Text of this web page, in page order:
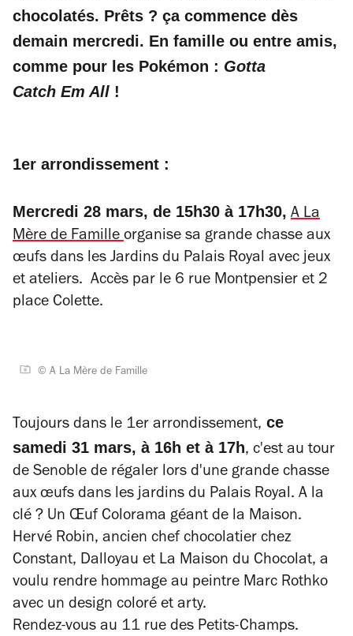
chocolatés. Prêts ? ça commence dès
demain mercredi. En famille ou entre amis,
comme pour les Pokémon : Gotta
Catch Em All !
1er arrondissement :
Mercredi 28 mars, de 15h30 à 17h30, A La
Mère de Familleorganise sa grande chasse aux
œufs dans les Jardins du Palais Royal avec jeux
et ateliers. Accès par le 6 rue Montpensier et 2
place Colette.
© A La Mère de Famille
Toujours dans le 1er arrondissement, ce
samedi 31 mars, à 16h et à 17h, c'est au tour
de Senoble de régaler lors d'une grande chasse
aux œufs dans les jardins du Palais Royal. A la
clé ? Un Œuf Colorama géant de la Maison.
Hervé Robin, ancien chef chocolatier chez
Constant, Dalloyau et La Maison du Chocolat, a
voulu rendre hommage au peintre Marc Rothko
avec un design coloré et arty.
Rendez-vous au 11 rue des Petits-Champs.